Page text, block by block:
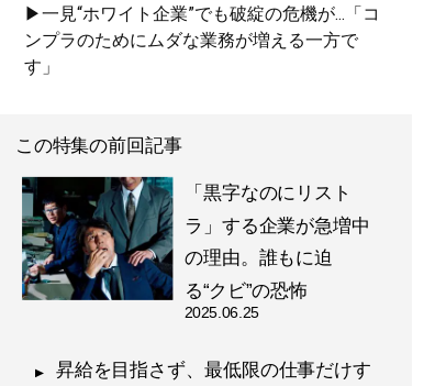
▶一見“ホワイト企業”でも破綻の危機が...「コ
ンプラのためにムダな業務が増える一方で
す」
この特集の前回記事
「黒字なのにリスト
ラ」する企業が急増中
の理由。誰もに迫
る“クビ”の恐怖
2025.06.25
昇給を目指さず、最低限の仕事だけす